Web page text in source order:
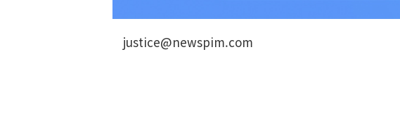
justice@newspim.com